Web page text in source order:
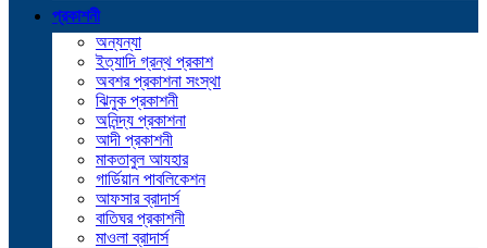
প্রকাশনী
অন্যন্যা
ইত্যাদি গ্রন্থ প্রকাশ
অবশর প্রকাশনা সংস্থা
ঝিনুক প্রকাশনী
অনিন্দ্য প্রকাশনা
আদী প্রকাশনী
মাকতাবুল আযহার
গার্ডিয়ান পাবলিকেশন
আফসার ব্রাদার্স
বাতিঘর প্রকাশনী
মাওলা ব্রাদার্স